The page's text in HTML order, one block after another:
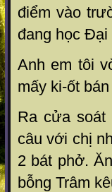
điểm vào
đang học
Anh em tôi
mấy ki-ốt
Ra cửa soát
câu với chị
2 bát phở.
bỗng Trâm